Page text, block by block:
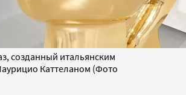
созданный итальянским
Каттеланом (Фото